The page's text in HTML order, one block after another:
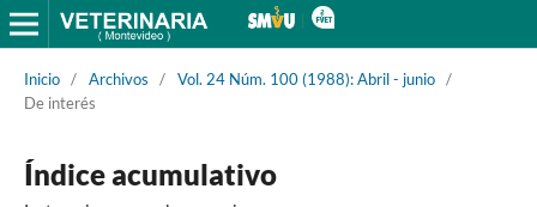
Inicio / Archivos / Vol. 24 Núm. 100 (1988): Abril - junio /
De interés
Índice acumulativo